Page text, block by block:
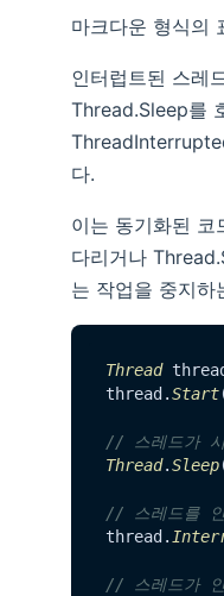
마크다운 형식의
인터럽트된 스레
Thread.Sleep를
다.
이는 동기화된 코
다리거나
는 작업을 중지하
Thread
thread.Start
// 스레드가
Thread.Sleep
// 스레드를
thread.
// 스레드가 인